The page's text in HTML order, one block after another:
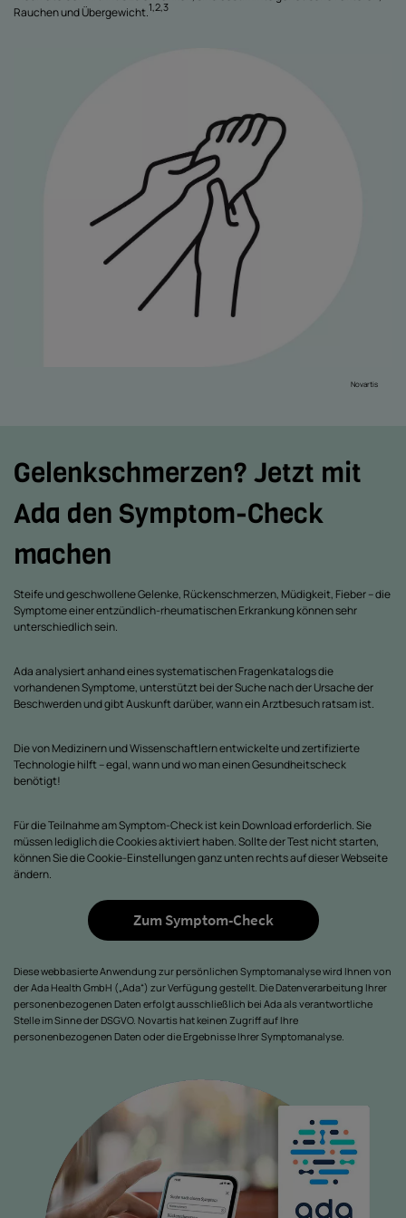
Rauchen und Übergewicht.1,2,3
Novartis
Gelenkschmerzen? Jetzt mit
Ada den Symptom-Check
machen
Steife und geschwollene Gelenke, Rückenschmerzen, Müdigkeit, Fieber – die
Symptome einer entzündlich-rheumatischen Erkrankung können sehr
unterschiedlich sein.
Ada analysiert anhand eines systematischen Fragenkatalogs die
vorhandenen Symptome, unterstützt bei der Suche nach der Ursache der
Beschwerden und gibt Auskunft darüber, wann ein Arztbesuch ratsam ist.
Die von Medizinern und Wissenschaftlern entwickelte und zertifizierte
Technologie hilft – egal, wann und wo man einen Gesundheitscheck
benötigt!
Für die Teilnahme am Symptom-Check ist kein Download erforderlich. Sie
müssen lediglich die Cookies aktiviert haben. Sollte der Test nicht starten,
können Sie die Cookie-Einstellungen ganz unten rechts auf dieser Webseite
ändern.
Zum Symptom-Check
Diese webbasierte Anwendung zur persönlichen Symptomanalyse wird Ihnen von
der Ada Health GmbH („Ada“) zur Verfügung gestellt. Die Datenverarbeitung Ihrer
personenbezogenen Daten erfolgt ausschließlich bei Ada als verantwortliche
Stelle im Sinne der DSGVO. Novartis hat keinen Zugriff auf Ihre
personenbezogenen Daten oder die Ergebnisse Ihrer Symptomanalyse.